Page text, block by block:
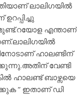
ലാലിഗയിൽ
എന്താണ്
ഹാലണ്ടിന്
വേണ്ടി
ഹാലണ്ട് ബാഴ്സയെ
” ഇതാണ് ഡി